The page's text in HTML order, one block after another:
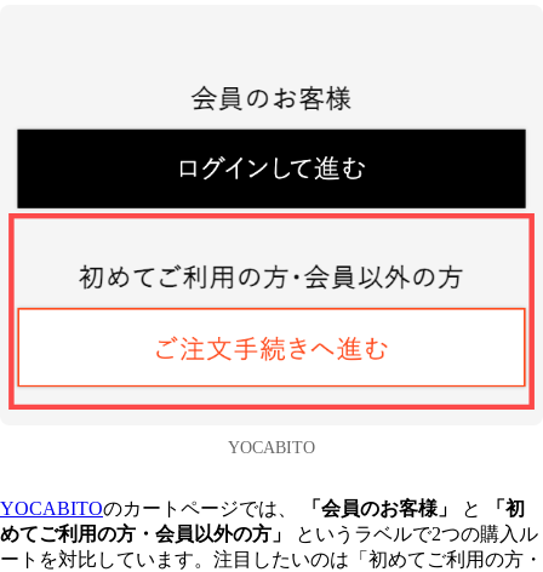
YOCABITO
YOCABITOのカートページでは、 「会員のお客様」 と
「初
めてご利用の方・会員以外の方」
というラベルで2つの購入ル
ートを対比しています。注目したいのは「初めてご利用の方・